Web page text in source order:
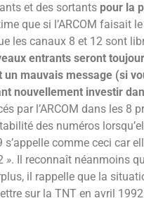
et des sortants pour la
que si l’ARCOM faisait
les canaux 8 et 12 sont
entrants seront
mauvais message (si
nouvellement investir
par l’ARCOM dans les 8
des numéros
comme ceci car
». Il reconnaît néanmoins
il rappelle que la
sur la TNT en avril